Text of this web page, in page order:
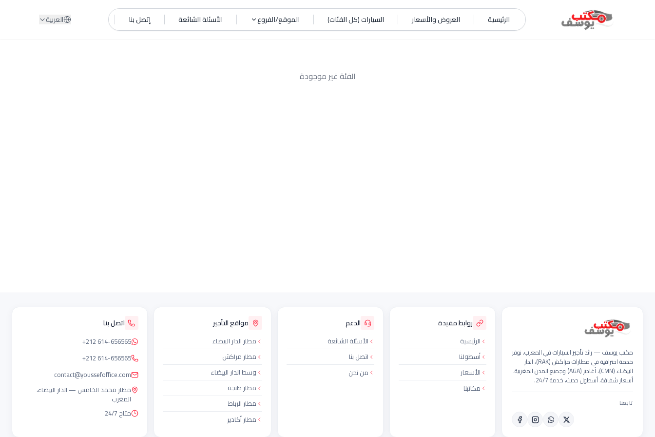
الرئيسية العروض والأسعار السيارات (كل الفئات) الموقع/الفروع الأسئلة الشائعة إتصل بنا العربية
الفئة غير موجودة
مكتب يوسف — رائد تأجير السيارات في المغرب. نوفر
خدمة احترافية في مطارات مراكش (RAK)، الدار
البيضاء (CMN)، أغادير (AGA) وجميع المدن المغربية.
أسعار شفافة، أسطول حديث، خدمة 24/7.
تابعنا
روابط مفيدة
الرئيسية
أسطولنا
الأسعار
مكاتبنا
الدعم
الأسئلة الشائعة
اتصل بنا
من نحن
مواقع التأجير
مطار الدار البيضاء
مطار مراكش
وسط الدار البيضاء
مطار طنجة
مطار الرباط
مطار أكادير
اتصل بنا
+212 614-656565
+212 614-656565
contact@youssefoffice.com
مطار محمد الخامس — الدار البيضاء،
المغرب
متاح 24/7